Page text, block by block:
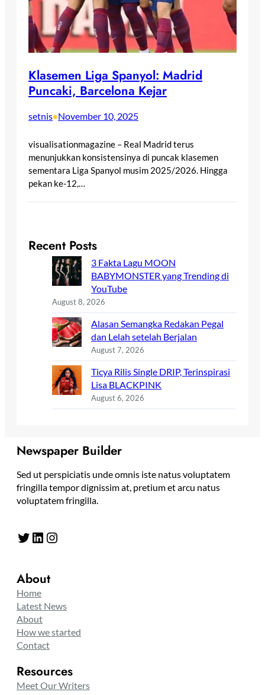
Klasemen Liga Spanyol: Madrid
Puncaki, Barcelona Kejar
setnis•November 10, 2025
visualisationmagazine – Real Madrid terus
menunjukkan konsistensinya di puncak klasemen
sementara Liga Spanyol musim 2025/2026. Hingga
pekan ke-12,…
Recent Posts
3 Fakta Lagu MOON
BABYMONSTER yang Trending di
YouTube
August 8, 2026
Alasan Semangka Redakan Pegal
dan Lelah setelah Berjalan
August 7, 2026
Ticya Rilis Single DRIP, Terinspirasi
Lisa BLACKPINK
August 6, 2026
Newspaper Builder
Sed ut perspiciatis unde omnis iste natus voluptatem
fringilla tempor dignissim at, pretium et arcu natus
voluptatem fringilla.
Twitter LinkedIn Instagram
About
Home
Latest News
About
How we started
Contact
Resources
Meet Our Writers